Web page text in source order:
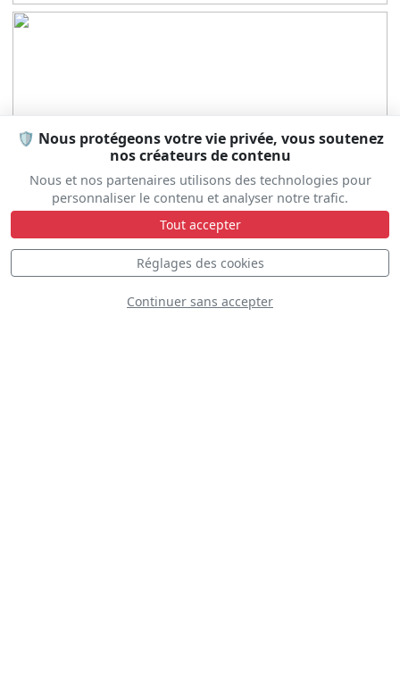
🛡️ Nous protégeons votre vie privée, vous soutenez
nos créateurs de contenu
Nous et nos partenaires utilisons des technologies pour
personnaliser le contenu et analyser notre trafic.
Tout accepter
Réglages des cookies
Continuer sans accepter